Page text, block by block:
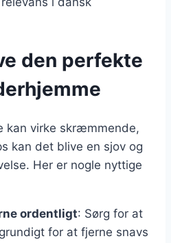
den perfekte
kan virke skræmmende,
kan det blive en sjov og
Her er nogle nyttige
ordentligt: Sørg for at
for at fjerne snavs